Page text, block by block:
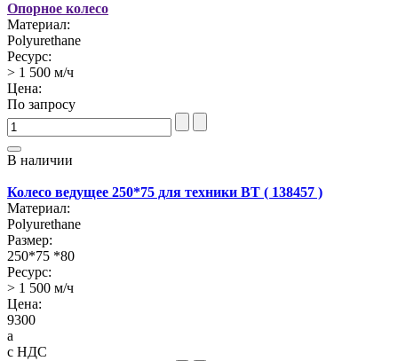
Опорное колесо
Материал:
Polyurethane
Ресурс:
> 1 500 м/ч
Цена:
По запросу
В наличии
Колесо ведущее 250*75 для техники BT ( 138457 )
Материал:
Polyurethane
Размер:
250*75 *80
Ресурс:
> 1 500 м/ч
Цена:
9300
a
с НДС